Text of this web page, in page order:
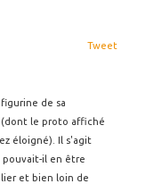
Tweet
de sa
(dont le proto affiché
éloigné). Il s'agit
pouvait-il en être
et bien loin de